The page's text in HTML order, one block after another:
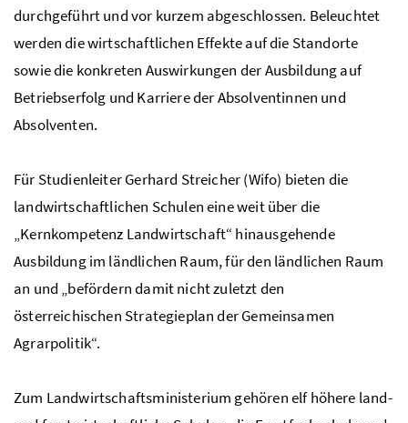
durchgeführt und vor kurzem abgeschlossen. Beleuchtet
werden die wirtschaftlichen Effekte auf die Standorte
sowie die konkreten Auswirkungen der Ausbildung auf
Betriebserfolg und Karriere der Absolventinnen und
Absolventen.
Für Studienleiter Gerhard Streicher (Wifo) bieten die
landwirtschaftlichen Schulen eine weit über die
„Kernkompetenz Landwirtschaft“ hinausgehende
Ausbildung im ländlichen Raum, für den ländlichen Raum
an und „befördern damit nicht zuletzt den
österreichischen Strategieplan der Gemeinsamen
Agrarpolitik“.
Zum Landwirtschaftsministerium gehören elf höhere land-